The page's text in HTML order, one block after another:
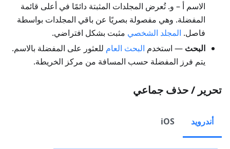
الاسم أ – و. تُعرض المجلدات المثبتة دائمًا في أعلى قائمة
المفضلة. وهي مفصولة بصريًا عن باقي المجلدات بواسطة
فاصل. المجلد الشخصي مثبت بشكل افتراضي.
البحث — استخدم البحث العام للعثور على المفضلة بالاسم.
يتم فرز المفضلة حسب المسافة من مركز الخريطة.
تحرير / حذف جماعي
أندرويد iOS